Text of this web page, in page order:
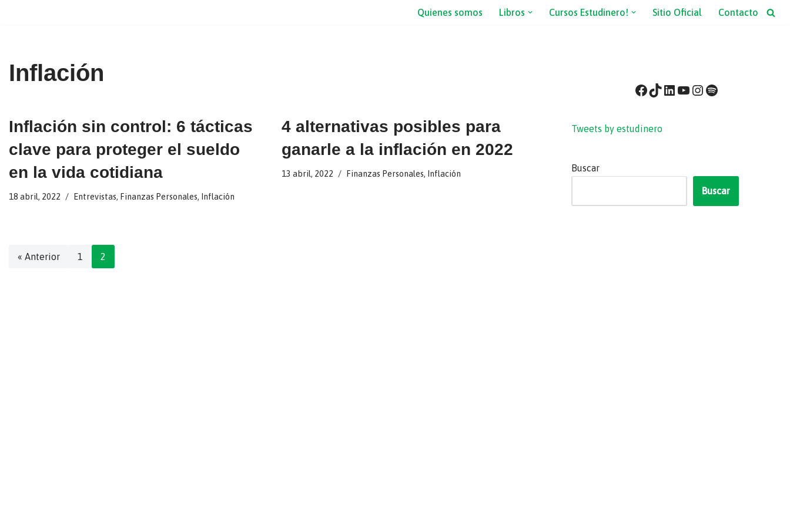
contenido
Quienes somos Libros Cursos Estudinero! Sitio Oficial Contacto
Inflación
Inflación sin control: 6 tácticas
clave para proteger el sueldo
en la vida cotidiana
18 abril, 2022 Entrevistas, Finanzas Personales, Inflación
4 alternativas posibles para
ganarle a la inflación en 2022
13 abril, 2022 Finanzas Personales, Inflación
« Anterior 1 2
Tweets by estudinero
Buscar
Buscar